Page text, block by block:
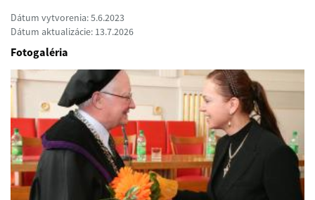
Dátum vytvorenia: 5.6.2023
Dátum aktualizácie: 13.7.2026
Fotogaléria